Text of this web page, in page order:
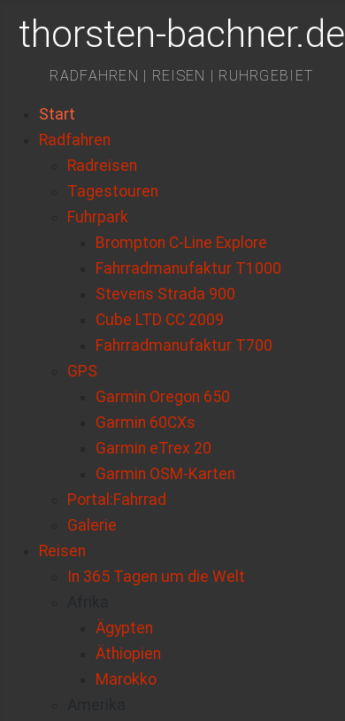
thorsten-bachner.de
RADFAHREN | REISEN | RUHRGEBIET
Start
Radfahren
Radreisen
Tagestouren
Fuhrpark
Brompton C-Line Explore
Fahrradmanufaktur T1000
Stevens Strada 900
Cube LTD CC 2009
Fahrradmanufaktur T700
GPS
Garmin Oregon 650
Garmin 60CXs
Garmin eTrex 20
Garmin OSM-Karten
Portal:Fahrrad
Galerie
Reisen
In 365 Tagen um die Welt
Ägypten
Äthiopien
Marokko